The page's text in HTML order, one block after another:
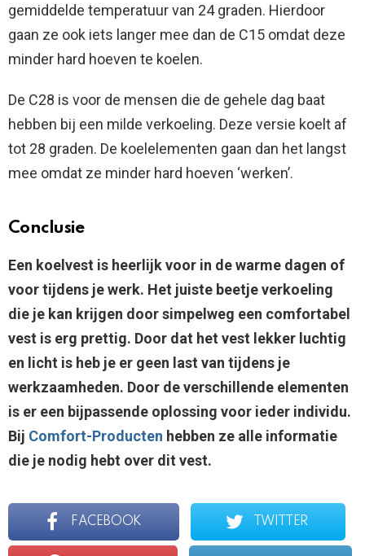
gemiddelde temperatuur van 24 graden. Hierdoor
gaan ze ook iets langer mee dan de C15 omdat deze
minder hard hoeven te koelen.
De C28 is voor de mensen die de gehele dag baat
hebben bij een milde verkoeling. Deze versie koelt af
tot 28 graden. De koelelementen gaan dan het langst
mee omdat ze minder hard hoeven ‘werken’.
Conclusie
Een koelvest is heerlijk voor in de warme dagen of
voor tijdens je werk. Het juiste beetje verkoeling
die je kan krijgen door simpelweg een comfortabel
vest is erg prettig. Door dat het vest lekker luchtig
en licht is heb je er geen last van tijdens je
werkzaamheden. Door de verschillende elementen
is er een bijpassende oplossing voor ieder individu.
Bij Comfort-Producten hebben ze alle informatie
die je nodig hebt over dit vest.
FACEBOOK TWITTER